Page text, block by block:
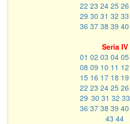
22 23 24 25 26
29 30 31 32 33
36 37 38 39 40
Seria IV
01 02 03 04 05
08 09 10 11 12
15 16 17 18 19
22 23 24 25 26
29 30 31 32 33
36 37 38 39 40
43 44